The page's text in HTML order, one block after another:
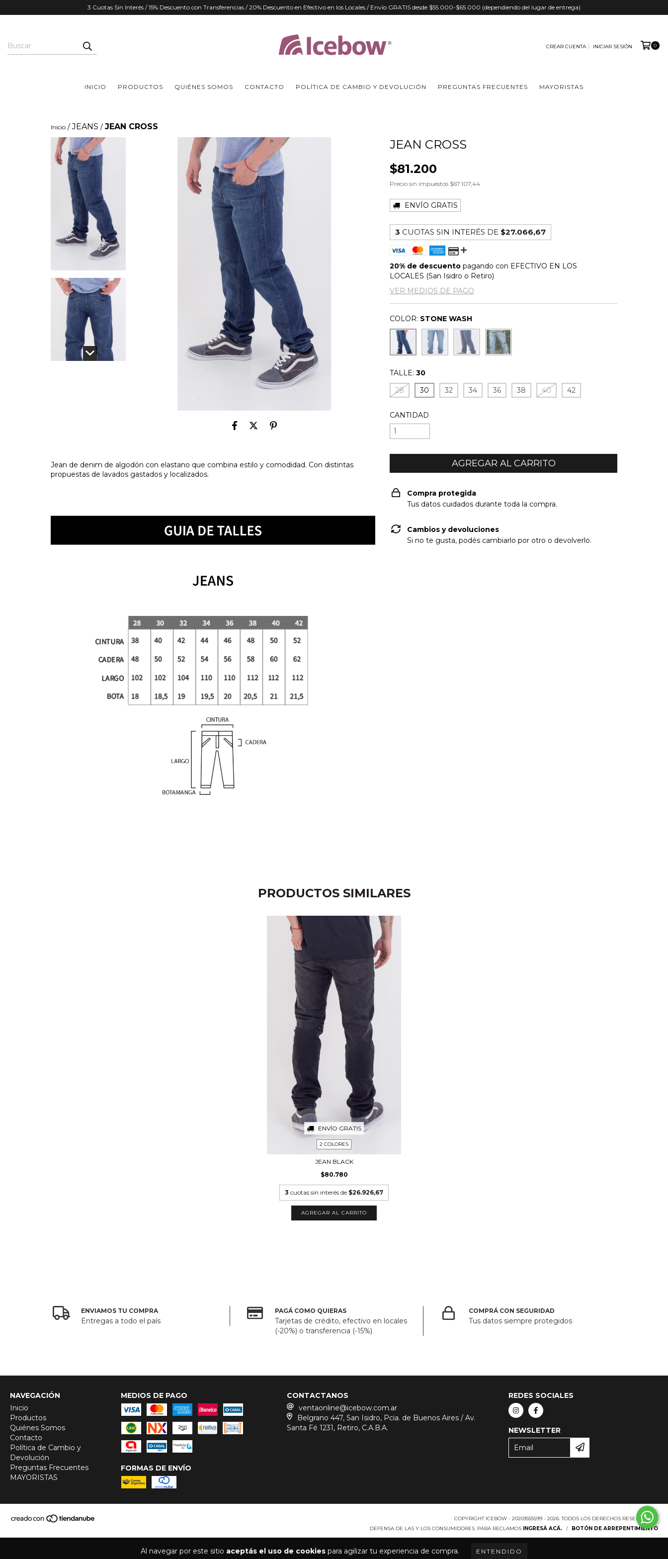
Al navegar por este sitio aceptás el uso de cookies para agilizar tu experiencia de compra. ENTENDIDO
3 Cuotas Sin Interés / 15% Descuento con Transferencias / 20% Descuento en Efectivo en los Locales / Envío GRATIS desde $55.000-$65.000 (dependiendo del lugar de entrega)
CREAR CUENTA INICIAR SESIÓN 0
INICIO PRODUCTOS QUIÉNES SOMOS CONTACTO POLÍTICA DE CAMBIO Y DEVOLUCIÓN PREGUNTAS FRECUENTES MAYORISTAS
Inicio / JEANS / JEAN CROSS
Jean de denim de algodón con elastano que combina estilo y comodidad. Con distintas
propuestas de lavados gastados y localizados.
JEAN CROSS
$81.200
Precio sin impuestos $67.107,44
ENVÍO GRATIS
3 CUOTAS SIN INTERÉS DE $27.066,67
20% de descuento pagando con EFECTIVO EN LOS
LOCALES (San Isidro o Retiro)
VER MEDIOS DE PAGO
COLOR: STONE WASH
TALLE: 30
28
30 32 34 36 38 40 42
CANTIDAD
Compra protegida
Tus datos cuidados durante toda la compra.
Cambios y devoluciones
Si no te gusta, podés cambiarlo por otro o devolverlo.
PRODUCTOS SIMILARES
ENVÍO GRATIS
2 COLORES
JEAN BLACK
$80.780
3 cuotas sin interés de $26.926,67
AGREGAR AL CARRITO
ENVIAMOS TU COMPRA
Entregas a todo el país
PAGÁ COMO QUIERAS
Tarjetas de crédito, efectivo en locales
(-20%) o transferencia (-15%)
COMPRÁ CON SEGURIDAD
Tus datos siempre protegidos
NAVEGACIÓN
Inicio
Productos
Quiénes Somos
Contacto
Política de Cambio y
Devolución
Preguntas Frecuentes
MAYORISTAS
MEDIOS DE PAGO
FORMAS DE ENVÍO
CONTACTANOS
ventaonline@icebow.com.ar
Belgrano 447, San Isidro, Pcia. de Buenos Aires / Av.
Santa Fé 1231, Retiro, C.A.B.A.
REDES SOCIALES
NEWSLETTER
COPYRIGHT ICEBOW - 20203555599 - 2026. TODOS LOS DERECHOS RESERVADOS.
DEFENSA DE LAS Y LOS CONSUMIDORES. PARA RECLAMOS INGRESÁ ACÁ. / BOTÓN DE ARREPENTIMIENTO